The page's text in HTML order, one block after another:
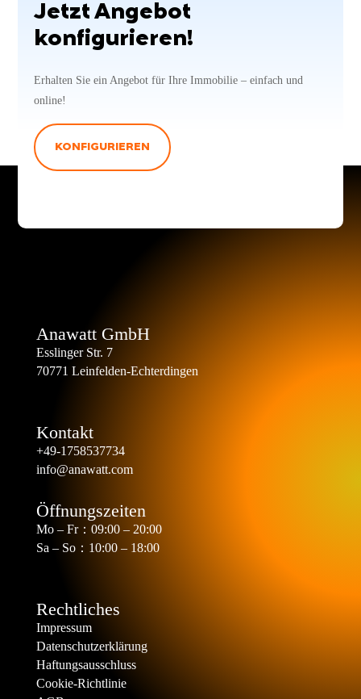
Jetzt Angebot
konfigurieren!
Erhalten Sie ein Angebot für Ihre Immobilie – einfach und
online!
KONFIGURIEREN
Anawatt GmbH
Esslinger Str. 7
70771 Leinfelden-Echterdingen
Kontakt
+49-1758537734
info@anawatt.com
Öffnungszeiten
Mo – Fr：09:00 – 20:00
Sa – So：10:00 – 18:00
Rechtliches
Impressum
Datenschutzerklärung
Haftungsausschluss
Cookie-Richtlinie